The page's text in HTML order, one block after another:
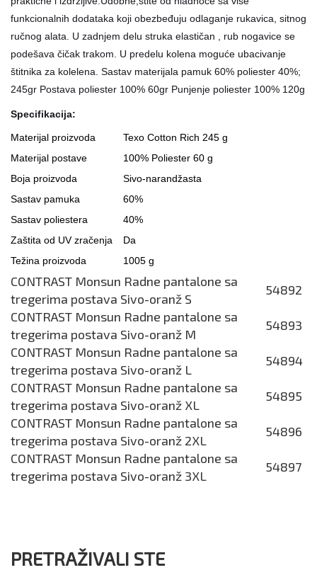
funkcionalnih dodataka koji obezbeđuju odlaganje rukavica, sitnog
ručnog alata. U zadnjem delu struka elastičan , rub nogavice se
podešava čičak trakom. U predelu kolena moguće ubacivanje
štitnika za kolelena. Sastav materijala pamuk 60% poliester 40%;
245gr Postava poliester 100% 60gr Punjenje poliester 100% 120g
Specifikacija:
Materijal proizvoda
Texo Cotton Rich 245 g
Materijal postave
100% Poliester 60 g
Boja proizvoda
Sivo-narandžasta
Sastav pamuka
60%
Sastav poliestera
40%
Zaštita od UV zračenja
Da
Težina proizvoda
1005 g
CONTRAST Monsun Radne pantalone sa
tregerima postava Sivo-oranž S
54892
CONTRAST Monsun Radne pantalone sa
tregerima postava Sivo-oranž M
54893
CONTRAST Monsun Radne pantalone sa
tregerima postava Sivo-oranž L
54894
CONTRAST Monsun Radne pantalone sa
tregerima postava Sivo-oranž XL
54895
CONTRAST Monsun Radne pantalone sa
tregerima postava Sivo-oranž 2XL
54896
CONTRAST Monsun Radne pantalone sa
tregerima postava Sivo-oranž 3XL
54897
PRETRAŽIVALI STE